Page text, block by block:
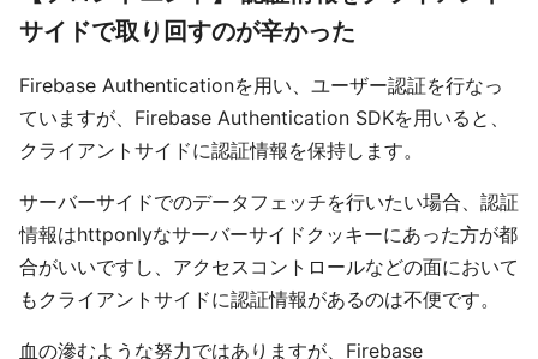
サイドで取り回すのが辛かった
Firebase Authenticationを用い、ユーザー認証を行なっ
ていますが、Firebase Authentication SDKを用いると、
クライアントサイドに認証情報を保持します。
サーバーサイドでのデータフェッチを行いたい場合、認証
情報はhttponlyなサーバーサイドクッキーにあった方が都
合がいいですし、アクセスコントロールなどの面において
もクライアントサイドに認証情報があるのは不便です。
血の滲むような努力ではありますが、Firebase